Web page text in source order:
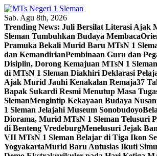
Skip
to
content
Sab. Agu 8th, 2026
Trending News: Juli Bersilat Literasi Ajak
Sleman Tumbuhkan Budaya Membaca
Pramuka Bekali Murid Baru MTsN 1
dan KemandirianPembinaan Guru dan
Disiplin, Dorong Kemajuan MTsN 1 Sleman
di MTsN 1 Sleman Diakhiri Deklarasi
Ajak Murid Jauhi Kenakalan Remaja37
Bapak Sukardi Resmi Menutup Masa
SlemanMengintip Kekayaan Budaya
1 Sleman Jelajahi Museum Sonobudoyo
Diorama, Murid MTsN 1 Sleman Telusuri
di Benteng VredeburgMenelusuri Jejak
VII MTsN 1 Sleman Belajar di Tiga Ikon
YogyakartaMurid Baru Antusias Ikuti